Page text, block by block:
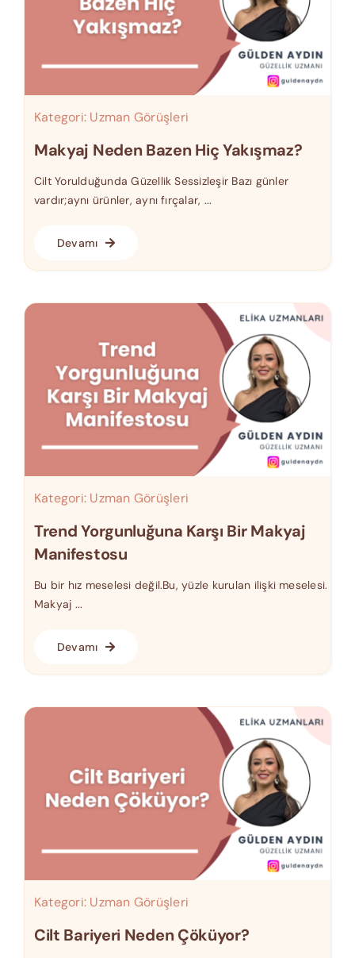
Kategori: Uzman Görüşleri
Makyaj Neden Bazen Hiç Yakışmaz?
Cilt Yorulduğunda Güzellik Sessizleşir Bazı günler
vardır;aynı ürünler, aynı fırçalar, ...
Devamı
Kategori: Uzman Görüşleri
Trend Yorgunluğuna Karşı Bir Makyaj
Manifestosu
Bu bir hız meselesi değil.Bu, yüzle kurulan ilişki meselesi.
Makyaj ...
Devamı
Kategori: Uzman Görüşleri
Cilt Bariyeri Neden Çöküyor?